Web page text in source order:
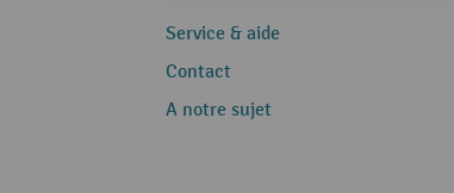
Service & aide
Contact
A notre sujet